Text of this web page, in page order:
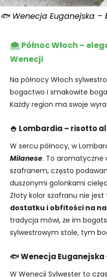
🐟 Wenecja Euganejska
🌨️ Północ Włoch –
Wenecji
Na północy Włoch
bogactwo i smakowite
Każdy region ma swoje
🍚 Lombardia – risotto
W sercu północy, w
Milanese. To aromatyczne
szafranem, często
duszonymi golonkami
Złoty kolor szafranu nie
dostatku i obfitości na
tradycja mówi, że im
sylwestrowym stole, tym
🐟 Wenecja
W Wenecji Sylwester to